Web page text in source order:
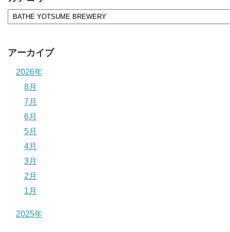
アーカイブ
2026年
8月
7月
6月
5月
4月
3月
2月
1月
2025年